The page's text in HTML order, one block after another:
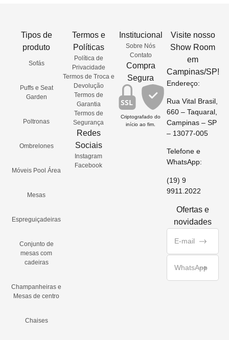
Tipos de
produto
Sofás
Puffs e Seat
Garden
Poltronas
Ombrelones
Móveis Pool Área
Mesas
Espreguiçadeiras
Conjunto de
mesas com
cadeiras
Champanheiras e
Mesas de centro
Chaises
Termos e
Políticas
Política de
Privacidade
Termos de Troca e
Devolução
Termos de
Garantia
Termos de
Segurança
Redes
Sociais
Instagram
Facebook
Institucional
Sobre Nós
Contato
Compra
Segura
SSL
Criptografado do
início ao fim.
Visite nosso
Show Room
em
Campinas/SP!
Endereço:
Rua Vital Brasil,
660 – Taquaral,
Campinas – SP
– 13077-005
Telefone e
WhatsApp:
(19) 9
9911.2022
Ofertas e
novidades